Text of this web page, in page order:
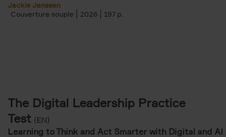
Jackie Janssen
Couverture souple
2026 197
The Digital Leadership Practice
Test (EN)
Learning to Think and Act Smarter with Digital and AI